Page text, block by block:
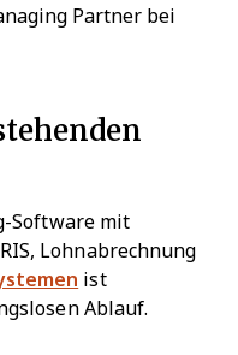
Partner bei
Software mit
Lohnabrechnung
ist
Ablauf.